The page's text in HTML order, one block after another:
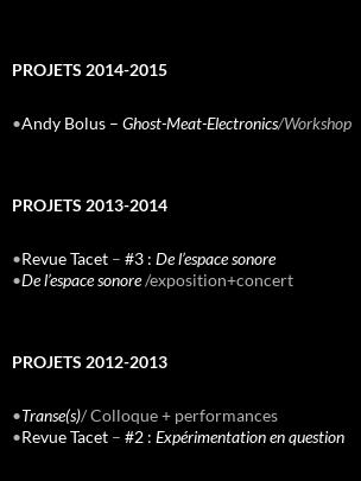
PROJETS 2014-2015
•Andy Bolus – Ghost-Meat-Electronics/Workshop
PROJETS 2013-2014
•Revue Tacet – #3 : De l’espace sonore
•De l’espace sonore/exposition+concert
PROJETS 2012-2013
•Transe(s)/ Colloque + performances
•Revue Tacet – #2 : Expérimentation en question